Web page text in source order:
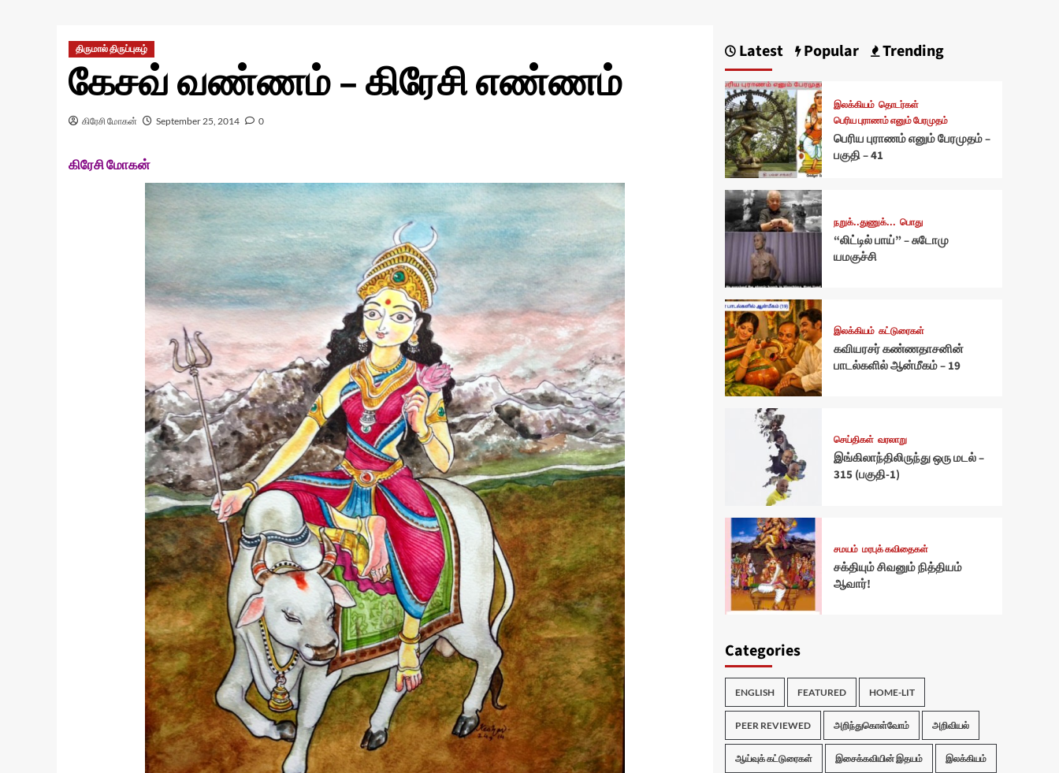
திருமால் திருப்புகழ்
கேசவ் வண்ணம் – கிரேசி எண்ணம்
கிரேசி மோகன் September 25, 2014 0
கிரேசி மோகன்
Latest Popular Trending
இலக்கியம் தொடர்கள்
பெரிய புராணம் எனும் பேரமுதம்
பெரிய புராணம் எனும் பேரமுதம் –
பகுதி – 41
நறுக்..துணுக்... பொது
“லிட்டில் பாய்” – சுடோமு
யமகுச்சி
இலக்கியம் கட்டுரைகள்
கவியரசர் கண்ணதாசனின்
பாடல்களில் ஆன்மீகம் – 19
செய்திகள் வரலாறு
இங்கிலாந்திலிருந்து ஒரு மடல் –
315 (பகுதி-1)
சமயம் மரபுக் கவிதைகள்
சக்தியும் சிவனும் நித்தியம்
ஆவார்!
Categories
ENGLISH FEATURED HOME-LIT
PEER REVIEWED அறிந்துகொள்வோம் அறிவியல்
ஆய்வுக் கட்டுரைகள் இசைக்கவியின் இதயம் இலக்கியம்